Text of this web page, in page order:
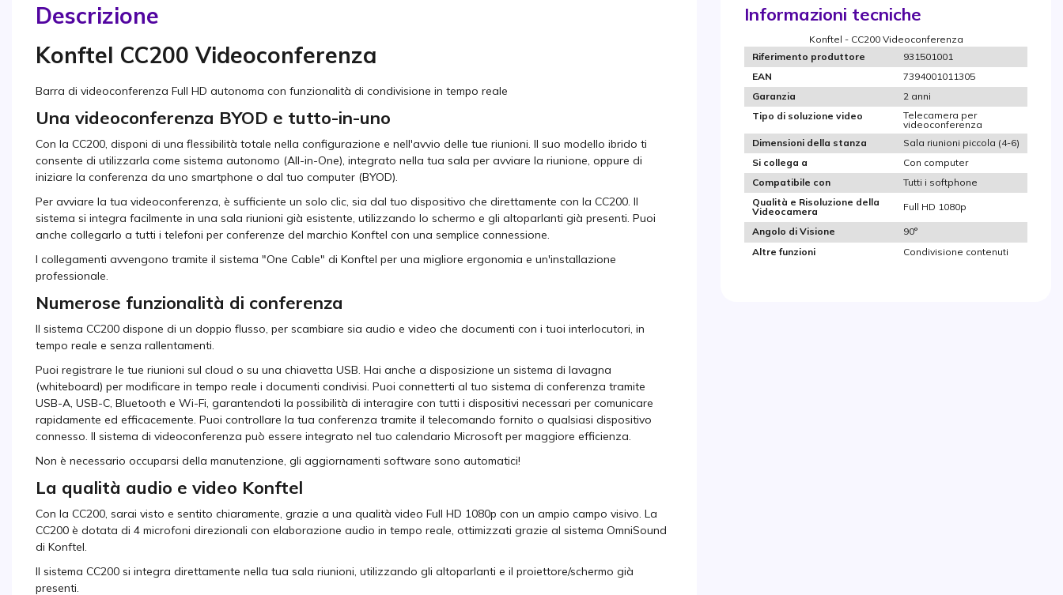
Descrizione
Konftel CC200 Videoconferenza
Barra di videoconferenza Full HD autonoma con funzionalità di condivisione in tempo reale
Una videoconferenza BYOD e tutto-in-uno
Con la CC200, disponi di una flessibilità totale nella configurazione e nell'avvio delle tue riunioni. Il suo modello ibrido ti
consente di utilizzarla come sistema autonomo (All-in-One), integrato nella tua sala per avviare la riunione, oppure di
iniziare la conferenza da uno smartphone o dal tuo computer (BYOD).
Per avviare la tua videoconferenza, è sufficiente un solo clic, sia dal tuo dispositivo che direttamente con la CC200. Il
sistema si integra facilmente in una sala riunioni già esistente, utilizzando lo schermo e gli altoparlanti già presenti. Puoi
anche collegarlo a tutti i telefoni per conferenze del marchio Konftel con una semplice connessione.
I collegamenti avvengono tramite il sistema "One Cable" di Konftel per una migliore ergonomia e un'installazione
professionale.
Numerose funzionalità di conferenza
Il sistema CC200 dispone di un doppio flusso, per scambiare sia audio e video che documenti con i tuoi interlocutori, in
tempo reale e senza rallentamenti.
Puoi registrare le tue riunioni sul cloud o su una chiavetta USB. Hai anche a disposizione un sistema di lavagna
(whiteboard) per modificare in tempo reale i documenti condivisi. Puoi connetterti al tuo sistema di conferenza tramite
USB-A, USB-C, Bluetooth e Wi-Fi, garantendoti la possibilità di interagire con tutti i dispositivi necessari per comunicare
rapidamente ed efficacemente. Puoi controllare la tua conferenza tramite il telecomando fornito o qualsiasi dispositivo
connesso. Il sistema di videoconferenza può essere integrato nel tuo calendario Microsoft per maggiore efficienza.
Non è necessario occuparsi della manutenzione, gli aggiornamenti software sono automatici!
La qualità audio e video Konftel
Con la CC200, sarai visto e sentito chiaramente, grazie a una qualità video Full HD 1080p con un ampio campo visivo. La
CC200 è dotata di 4 microfoni direzionali con elaborazione audio in tempo reale, ottimizzati grazie al sistema OmniSound
di Konftel.
Il sistema CC200 si integra direttamente nella tua sala riunioni, utilizzando gli altoparlanti e il proiettore/schermo già
presenti.
Informazioni tecniche
Konftel - CC200 Videoconferenza
Riferimento produttore
931501001
EAN
7394001011305
Garanzia
2 anni
Tipo di soluzione video
Telecamera per
videoconferenza
Dimensioni della stanza
Sala riunioni piccola (4-6)
Si collega a
Con computer
Compatibile con
Tutti i softphone
Qualità e Risoluzione della
Videocamera
Full HD 1080p
Angolo di Visione
90°
Altre funzioni
Condivisione contenuti